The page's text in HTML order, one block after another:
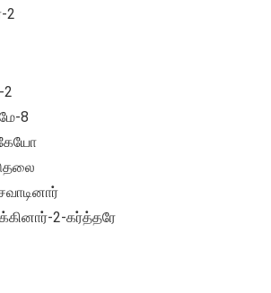
2
2
8
2-கர்த்தரே